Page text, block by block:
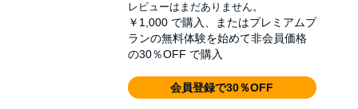
レビューはまだありません。
￥1,000 で購入、またはプレミアムプ
ランの無料体験を始めて非会員価格
の30％OFF で購入
会員登録で30％OFF